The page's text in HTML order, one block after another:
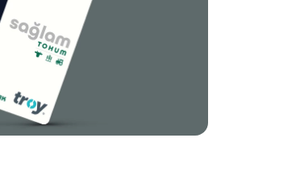
Tüm Kampanyalar
Tüm Kampanyalar